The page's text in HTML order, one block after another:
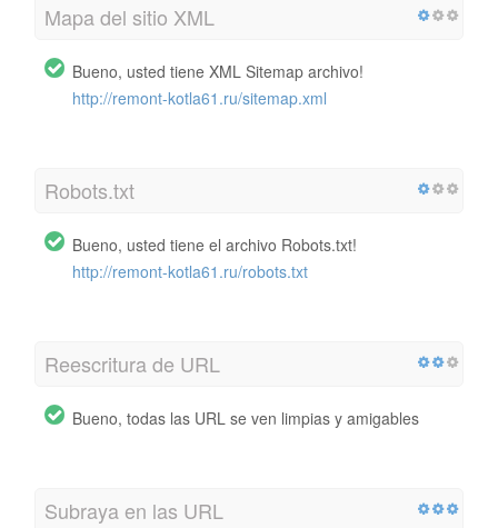
Mapa del sitio XML
Bueno, usted tiene XML Sitemap archivo!
http://remont-kotla61.ru/sitemap.xml
Robots.txt
Bueno, usted tiene el archivo Robots.txt!
http://remont-kotla61.ru/robots.txt
Reescritura de URL
Bueno, todas las URL se ven limpias y amigables
Subraya en las URL